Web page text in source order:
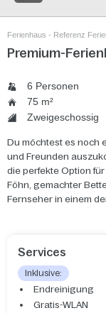
Ferienhaus - Referenz
Premium-
6 Personen
75 m²
Zweigeschossig
Du möchtest es noch
und Freunden
die perfekte Option
Föhn, gemachter
Fernseher in einem
Services
Inklusive:
Endreinigung
Gratis-WLAN